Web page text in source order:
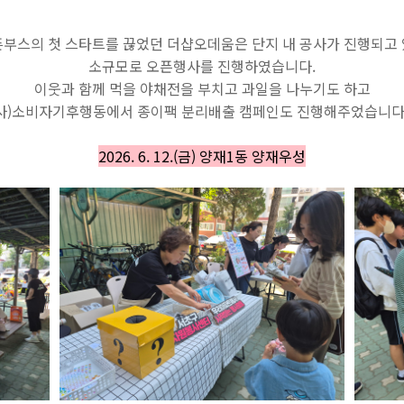
스의 첫 스타트를 끊었던 더샵오데움은 단지 내 공사가 진행되고
소규모로 오픈행사를 진행하였습니다.
이웃과 함께 먹을 야채전을 부치고 과일을 나누기도 하고
)소비자기후행동에서 종이팩 분리배출 캠페인도 진행해주었습니
2026. 6. 12.(금) 양재1동 양재우성